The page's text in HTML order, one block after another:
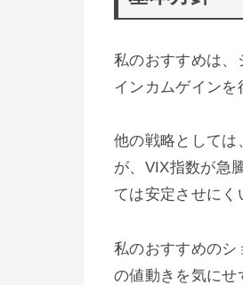
私のおすすめは、
インカムゲインを
他の戦略としては
が、VIX指数が急
ては安定させにく
私のおすすめのシ
の値動きを気にせ